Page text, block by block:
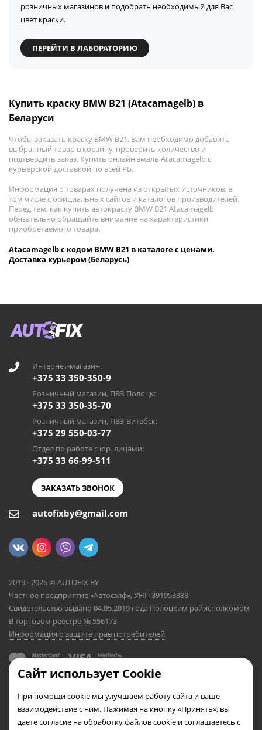
розничных магазинов и подобрать необходимый для Вас
цвет краски.
ПЕРЕЙТИ В ЛАБОРАТОРИЮ
Купить краску BMW B21 (Atacamagelb) в
Беларуси
Чтобы заказать краску BMW B21, Вам необходимо добавить
выбранный товар в корзину, проверить количество и
подтвердить заказ. Купить онлайн эмаль Atacamagelb с
курьерской доставкой по всей РБ.
Информация о товарах получена из открытых источников, в
том числе с официальных сайтов и каталогов производителей.
Перед тем, как купить автокраску BMW B21 Atacamagelb,
обязательно обращайте внимание на характеристики
приобретаемого товара.
Atacamagelb с кодом BMW B21 в каталоге с ценами.
Доставка курьером (Беларусь)
Интернет-магазин:
+375 33 350-350-9
Розничный магазин, ПВЗ Полоцк:
+375 33 350-35-70
Розничный магазин, ПВЗ Витебск:
+375 29 550-03-77
Отдел по работе с юр. лицами:
+375 33 66-99-511
ЗАКАЗАТЬ ЗВОНОК
autofixby@gmail.com
2019 - 2026 © AUTOFIX.BY
Частное предприятие «Автосэлф», УНП 391953388
Свидетельство выдано 04.05.2019 года Полоцким райисполкомом
В торговом реестре № 556173
Информация о защите прав потребителей
Сайт использует Cookie
При помощи cookie мы улучшаем работу сайта и ваше
взаимодействие с ним. Нажимая на кнопку «Принять», вы
даете согласие на обработку файлов cookie и соглашаетесь с